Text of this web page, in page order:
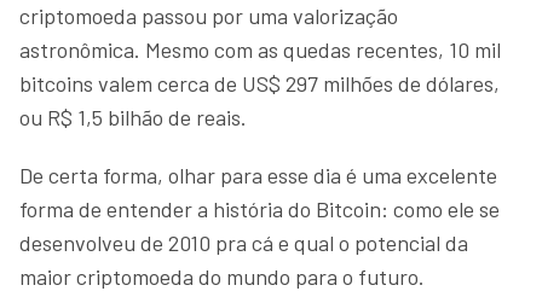
criptomoeda passou por uma valorização
astronômica. Mesmo com as quedas recentes, 10 mil
bitcoins valem cerca de US$ 297 milhões de dólares,
ou R$ 1,5 bilhão de reais.
De certa forma, olhar para esse dia é uma excelente
forma de entender a história do Bitcoin: como ele se
desenvolveu de 2010 pra cá e qual o potencial da
maior criptomoeda do mundo para o futuro.